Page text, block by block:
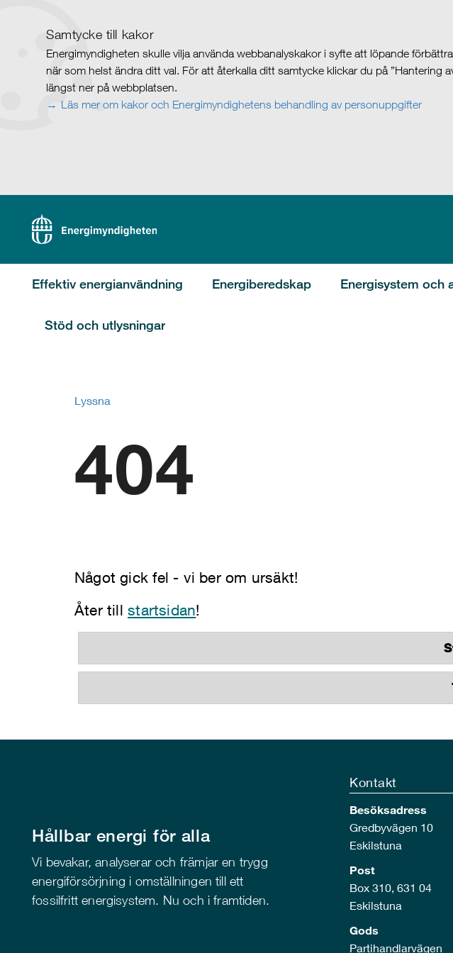
Samtycke till kakor
Energimyndigheten skulle vilja använda webbanalyskakor i syfte att löpande
när som helst ändra ditt val. För att återkalla ditt samtycke klickar du på ”Hantering
längst ner på webbplatsen.
Läs mer om kakor och Energimyndighetens behandling av personuppgifter
Effektiv energianvändning Energiberedskap Energisystem och
Stöd och utlysningar
Lyssna
404
Något gick fel - vi ber om ursäkt!
Åter tillstartsidan!
Hållbar energi för alla
Vi bevakar, analyserar och främjar en trygg
energiförsörjning i omställningen till ett
fossilfritt energisystem. Nu och i framtiden.
Kontakt
Besöksadress
Gredbyvägen 10
Eskilstuna
Post
Box 310, 631 04
Eskilstuna
Gods
Partihandlarvägen